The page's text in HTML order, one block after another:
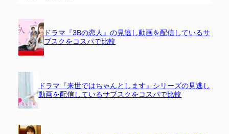
ドラマ『3Bの恋人』の見逃し動画を配信しているサ
ブスクをコスパで比較
ドラマ『来世ではちゃんとします』シリーズの見逃し
動画を配信しているサブスクをコスパで比較